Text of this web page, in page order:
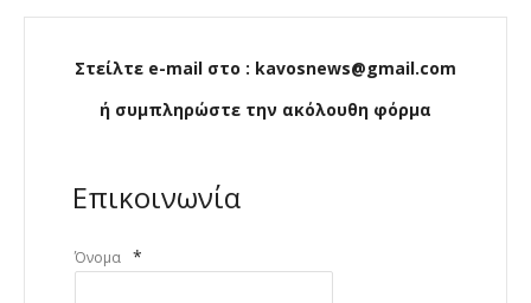
Στείλτε e-mail στο : kavosnews@gmail.com
ή συμπληρώστε την ακόλουθη φόρμα
Επικοινωνία
Όνομα *